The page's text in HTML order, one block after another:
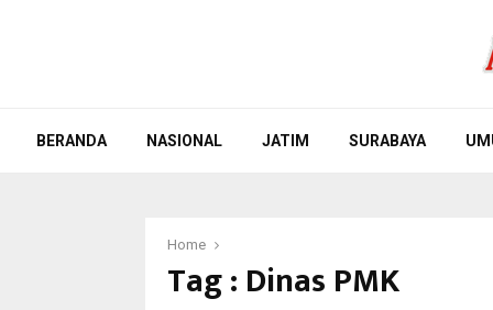
BERANDA NASIONAL JATIM SURABAYA
Home
Tag : Dinas PMK